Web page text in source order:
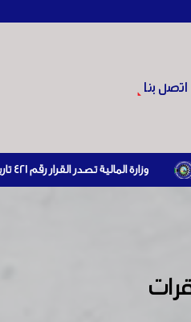
اتصل بنا
وزارة المالية تصدر القرار رقم 421 تاريخ 24/3/2026 المتضمن الزام المستوردين بإبراز براءة ذمة مالية سارية صادرة عن الهيئة العامة للضرائب والرسوم أو مديرياتها عند القيام بعمليات الاستيراد